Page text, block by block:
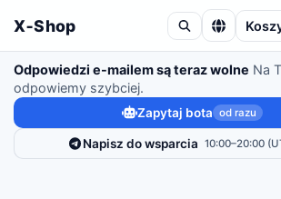
X‑Shop
Odpowiedzi e-mailem są teraz wolne Na
odpowiemy szybciej.
Zapytaj bota od razu
Napisz do wsparcia 10:00–20:00